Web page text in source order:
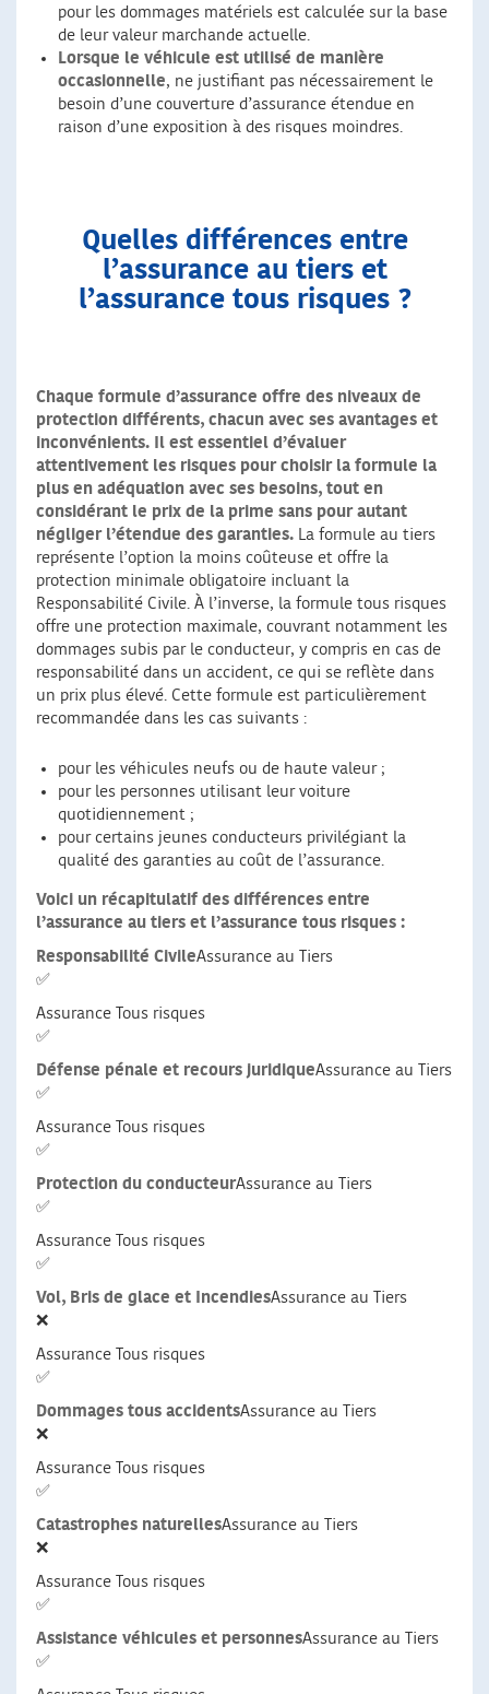
pour les dommages matériels est calculée sur la base
de leur valeur marchande actuelle.
Lorsque le véhicule est utilisé de manière
occasionnelle, ne justifiant pas nécessairement le
besoin d’une couverture d’assurance étendue en
raison d’une exposition à des risques moindres.
Quelles différences entre
l’assurance au tiers et
l’assurance tous risques ?
Chaque formule d’assurance offre des niveaux de
protection différents, chacun avec ses avantages et
inconvénients. Il est essentiel d’évaluer
attentivement les risques pour choisir la formule la
plus en adéquation avec ses besoins, tout en
considérant le prix de la prime sans pour autant
négliger l’étendue des garanties. La formule au tiers
représente l’option la moins coûteuse et offre la
protection minimale obligatoire incluant la
Responsabilité Civile. À l’inverse, la formule tous risques
offre une protection maximale, couvrant notamment les
dommages subis par le conducteur, y compris en cas de
responsabilité dans un accident, ce qui se reflète dans
un prix plus élevé. Cette formule est particulièrement
recommandée dans les cas suivants :
pour les véhicules neufs ou de haute valeur ;
pour les personnes utilisant leur voiture
quotidiennement ;
pour certains jeunes conducteurs privilégiant la
qualité des garanties au coût de l’assurance.
Voici un récapitulatif des différences entre
l’assurance au tiers et l’assurance tous risques :
Responsabilité CivileAssurance au Tiers
✅
Assurance Tous risques
✅
Défense pénale et recours juridiqueAssurance au Tiers
✅
Assurance Tous risques
✅
Protection du conducteurAssurance au Tiers
✅
Assurance Tous risques
✅
Vol, Bris de glace et IncendiesAssurance au Tiers
❌
Assurance Tous risques
✅
Dommages tous accidentsAssurance au Tiers
❌
Assurance Tous risques
✅
Catastrophes naturellesAssurance au Tiers
❌
Assurance Tous risques
✅
Assistance véhicules et personnesAssurance au Tiers
✅